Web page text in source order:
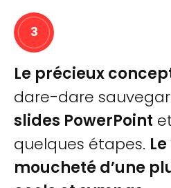
3
Le précieux
dare-dare
slides PowerPoint
quelques étapes.
moucheté d’une